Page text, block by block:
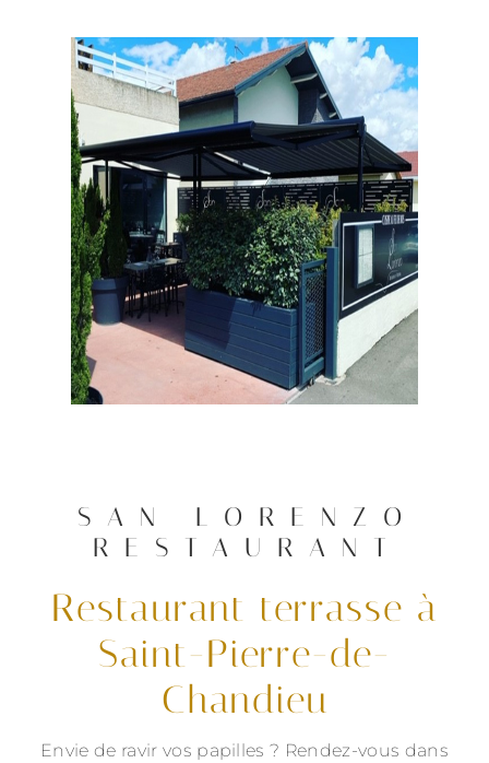
SAN LORENZO
RESTAURANT
restaurant terrasse à
Saint-Pierre-de-
Chandieu
Envie de ravir vos papilles ? Rendez-vous dans